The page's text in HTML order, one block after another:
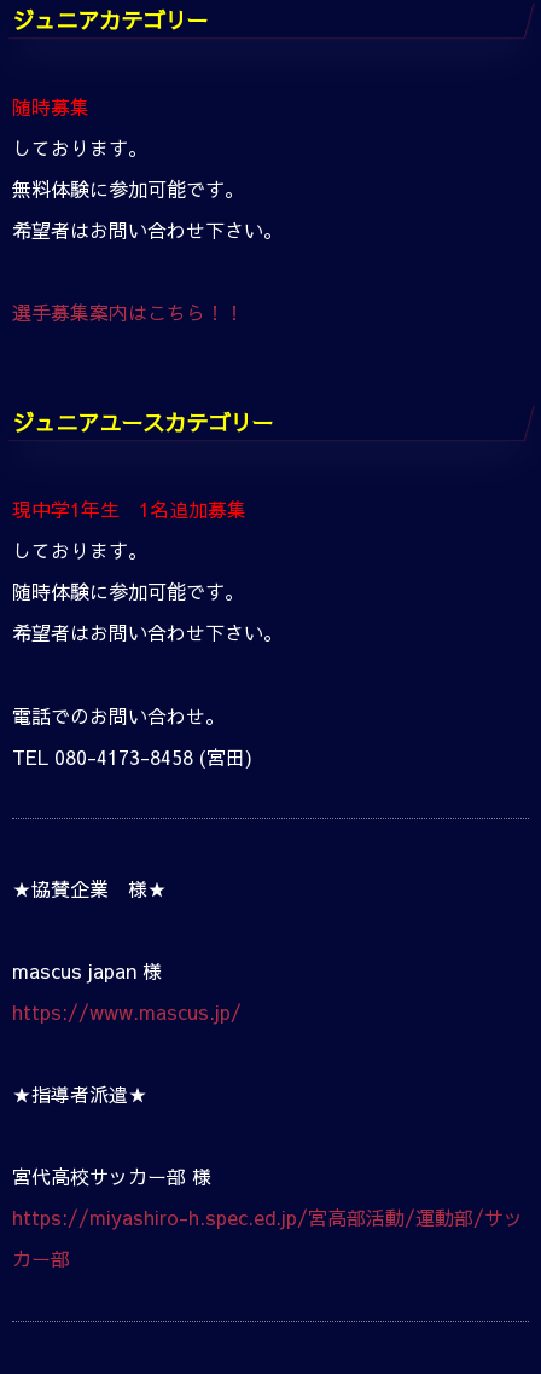
ジュニアカテゴリー
随時募集
しております。
無料体験に参加可能です。
希望者はお問い合わせ下さい。
選手募集案内はこちら！！
ジュニアユースカテゴリー
現中学1年生 1名追加募集
しております。
随時体験に参加可能です。
希望者はお問い合わせ下さい。
電話でのお問い合わせ。
TEL 080-4173-8458 (宮田)
★協賛企業 様★
mascus japan 様
https://www.mascus.jp/
★指導者派遣★
宮代高校サッカー部 様
https://miyashiro-h.spec.ed.jp/宮高部活動/運動部/サッ
カー部